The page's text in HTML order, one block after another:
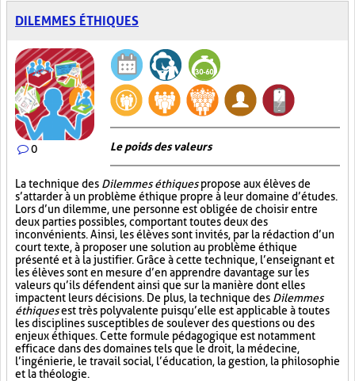
DILEMMES ÉTHIQUES
0 Le poids des valeurs
La technique des Dilemmes éthiquespropose aux élèves de
s’attarder à un problème éthique propre à leur domaine d’études.
Lors d’un dilemme, une personne est obligée de choisir entre
deux parties possibles, comportant toutes deux des
inconvénients. Ainsi, les élèves sont invités, par la rédaction d’un
court texte, à proposer une solution au problème éthique
présenté et à la justifier. Grâce à cette technique, l’enseignant et
les élèves sont en mesure d’en apprendre davantage sur les
valeurs qu’ils défendent ainsi que sur la manière dont elles
impactent leurs décisions. De plus, la technique des Dilemmes
éthiquesest très polyvalente puisqu’elle est applicable à toutes
les disciplines susceptibles de soulever des questions ou des
enjeux éthiques. Cette formule pédagogique est notamment
efficace dans des domaines tels que le droit, la médecine,
l’ingénierie, le travail social, l’éducation, la gestion, la philosophie
et la théologie.